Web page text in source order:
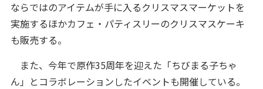
ならではのアイテムが手に入るクリスマスマーケットを
実施するほかカフェ・パティスリーのクリスマスケーキ
も販売する。
また、今年で原作35周年を迎えた「ちびまる子ちゃ
ん」とコラボレーションしたイベントも開催している。